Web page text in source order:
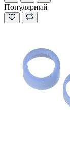
Популярний